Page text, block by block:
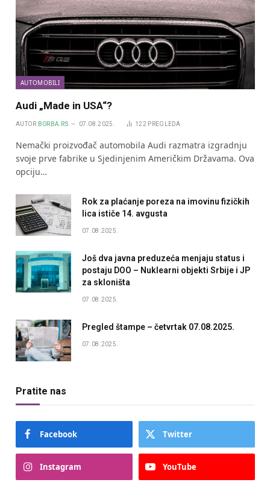
AUTOMOBILI
Audi „Made in USA“?
AUTOR BORBA.RS 07.08.2025. 122 PREGLEDA
Nemački proizvođač automobila Audi razmatra izgradnju
svoje prve fabrike u Sjedinjenim Američkim Državama. Ova
opciju…
Rok za plaćanje poreza na imovinu fizičkih
lica ističe 14. avgusta
07.08.2025.
Još dva javna preduzeća menjaju status i
postaju DOO – Nuklearni objekti Srbije i JP
za skloništa
07.08.2025.
Pregled štampe – četvrtak 07.08.2025.
07.08.2025.
Pratite nas
Facebook Twitter
Instagram YouTube